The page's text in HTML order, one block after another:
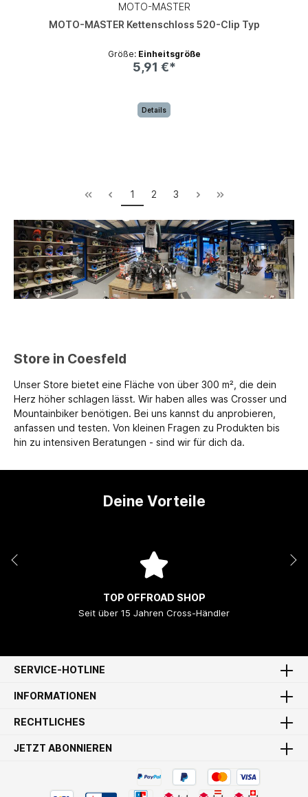
MOTO-MASTER
MOTO-MASTER Kettenschloss 520-Clip Typ
Größe: Einheitsgröße
5,91 €*
Details
1 2 3
Store in Coesfeld
Unser Store bietet eine Fläche von über 300 m², die dein
Herz höher schlagen lässt. Wir haben alles was Crosser und
Mountainbiker benötigen. Bei uns kannst du anprobieren,
anfassen und testen. Von kleinen Fragen zu Produkten bis
hin zu intensiven Beratungen - sind wir für dich da.
Deine Vorteile
TOP OFFROAD SHOP
Seit über 15 Jahren Cross-Händler
SERVICE-HOTLINE
INFORMATIONEN
RECHTLICHES
JETZT ABONNIEREN